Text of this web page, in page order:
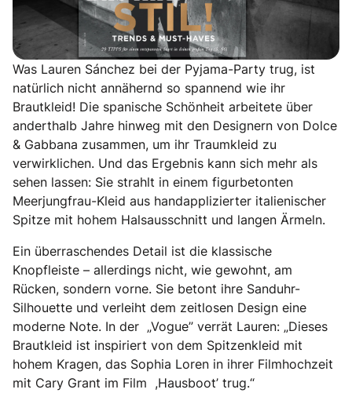
Was Lauren Sánchez bei der Pyjama-Party trug, ist
natürlich nicht annähernd so spannend wie ihr
Brautkleid! Die spanische Schönheit arbeitete über
anderthalb Jahre hinweg mit den Designern von Dolce
& Gabbana zusammen, um ihr Traumkleid zu
verwirklichen. Und das Ergebnis kann sich mehr als
sehen lassen: Sie strahlt in einem figurbetonten
Meerjungfrau-Kleid aus handapplizierter italienischer
Spitze mit hohem Halsausschnitt und langen Ärmeln.
Ein überraschendes Detail ist die klassische
Knopfleiste – allerdings nicht, wie gewohnt, am
Rücken, sondern vorne. Sie betont ihre Sanduhr-
Silhouette und verleiht dem zeitlosen Design eine
moderne Note. In der „Vogue” verrät Lauren: „Dieses
Brautkleid ist inspiriert von dem Spitzenkleid mit
hohem Kragen, das Sophia Loren in ihrer Filmhochzeit
mit Cary Grant im Film ,Hausboot’ trug.“